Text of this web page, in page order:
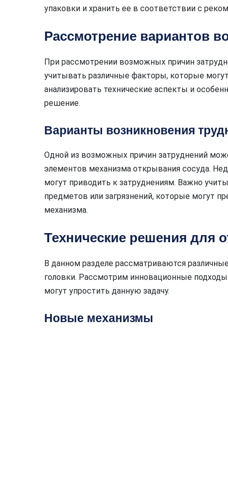
упаковки и хранить ее в соответствии с
Рассмотрение вариантов
При рассмотрении возможных причин
учитывать различные факторы, которые
анализировать технические аспекты и
решение.
Варианты возникновения
Одной из возможных причин затруднений
элементов механизма открывания сосуда.
могут приводить к затруднениям. Важно
предметов или загрязнений, которые могут
механизма.
Технические решения для
В данном разделе рассматриваются
головки. Рассмотрим инновационные
могут упростить данную задачу.
Новые механизмы